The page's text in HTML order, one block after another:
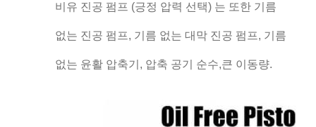
비유 진공 펌프 (긍정 압력 선택) 는 또한 기름
없는 진공 펌프, 기름 없는 대막 진공 펌프, 기름
없는 윤활 압축기, 압축 공기 순수,큰 이동량.